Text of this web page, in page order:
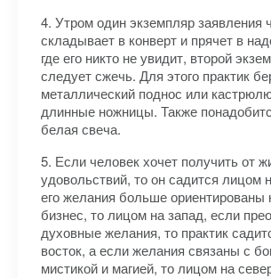
4. Утром один экземпляр заявления
складывает в конверт и прячет в
где его никто не увидит, второй
следует сжечь. Для этого практик
металлический поднос или
длинные ножницы. Также
белая свеча.
5. Если человек хочет получить от
удовольствий, то он садится лицом
его желания больше ориентированы
бизнес, то лицом на запад, если
духовные желания, то практик
восток, а если желания связаны с
мистикой и магией, то лицом на